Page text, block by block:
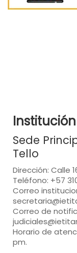
Sede
Tello
Dirección: Calle
Teléfono: +57
Correo
Correo de
Horario de
pm.